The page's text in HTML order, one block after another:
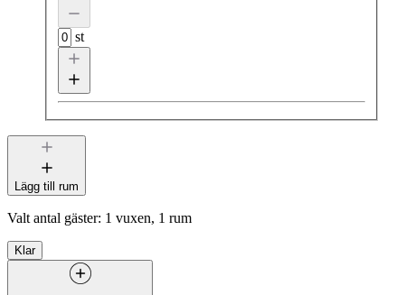
st
Lägg till rum
Valt antal gäster: 1 vuxen, 1 rum
Klar